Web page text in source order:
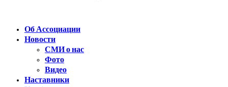
Об Ассоциации
Новости
СМИ о нас
Фото
Видео
Наставники